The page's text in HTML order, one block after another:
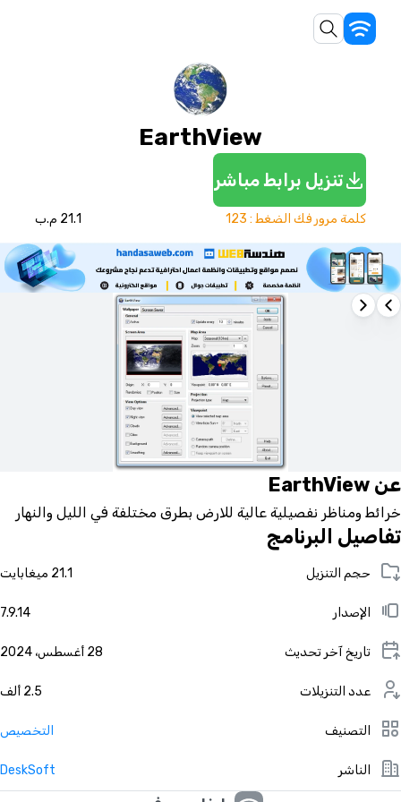
EarthView
تنزيل برابط مباشر
كلمة مرور فك الضغط : 123 21.1 م.ب
عن EarthView
خرائط ومناظر نفصيلية عالية للارض بطرق مختلفة في الليل والنهار
تفاصيل البرنامج
حجم التنزيل 21.1 ميغابايت
الإصدار 7.9.14
تاريخ آخر تحديث 28 أغسطس، 2024
عدد التنزيلات 2.5 ألف
التصنيف التخصيص
الناشر DeskSoft